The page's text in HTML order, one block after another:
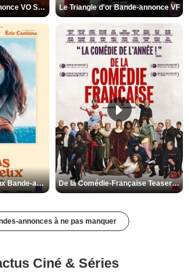
L'Odyssée Bande-annonce VO STFR Le Triangle d'or Bande-annonce VF
Les Matins merveilleux Bande-annonce VF De la Comédie-Française Teaser VF
annonces à ne pas manquer
Ciné & Séries